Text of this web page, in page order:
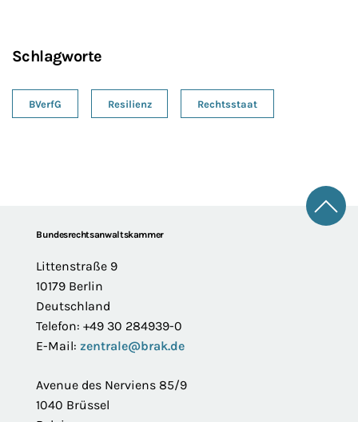
Schlagworte
BVerfG Resilienz Rechtsstaat
FooterBundesrechtsanwaltskammer
Littenstraße 9
10179 Berlin
Deutschland
Telefon: +49 30 284939-0
E-Mail: zentrale@brak.de
Avenue des Nerviens 85/9
1040 Brüssel